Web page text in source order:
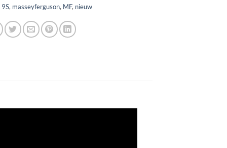
9S, masseyferguson, MF, nieuw